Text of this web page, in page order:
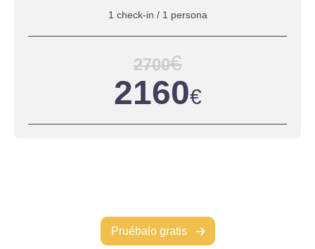
1 check-in / 1 persona
2700€
2160€
Pruébalo gratis